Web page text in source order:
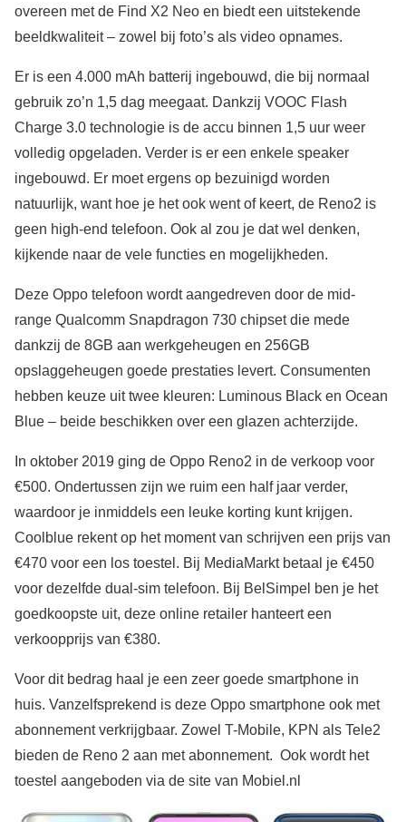
overeen met de Find X2 Neo en biedt een uitstekende
beeldkwaliteit – zowel bij foto’s als video opnames.
Er is een 4.000 mAh batterij ingebouwd, die bij normaal
gebruik zo’n 1,5 dag meegaat. Dankzij VOOC Flash
Charge 3.0 technologie is de accu binnen 1,5 uur weer
volledig opgeladen. Verder is er een enkele speaker
ingebouwd. Er moet ergens op bezuinigd worden
natuurlijk, want hoe je het ook went of keert, de Reno2 is
geen high-end telefoon. Ook al zou je dat wel denken,
kijkende naar de vele functies en mogelijkheden.
Deze Oppo telefoon wordt aangedreven door de mid-
range Qualcomm Snapdragon 730 chipset die mede
dankzij de 8GB aan werkgeheugen en 256GB
opslaggeheugen goede prestaties levert. Consumenten
hebben keuze uit twee kleuren: Luminous Black en Ocean
Blue – beide beschikken over een glazen achterzijde.
In oktober 2019 ging de Oppo Reno2 in de verkoop voor
€500. Ondertussen zijn we ruim een half jaar verder,
waardoor je inmiddels een leuke korting kunt krijgen.
Coolblue rekent op het moment van schrijven een prijs van
€470 voor een los toestel. Bij MediaMarkt betaal je €450
voor dezelfde dual-sim telefoon. Bij BelSimpel ben je het
goedkoopste uit, deze online retailer hanteert een
verkoopprijs van €380.
Voor dit bedrag haal je een zeer goede smartphone in
huis. Vanzelfsprekend is deze Oppo smartphone ook met
abonnement verkrijgbaar. Zowel T-Mobile, KPN als Tele2
bieden de Reno 2 aan met abonnement. Ook wordt het
toestel aangeboden via de site van Mobiel.nl